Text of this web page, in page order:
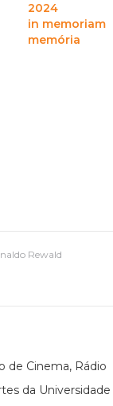
2024
in memoriam
memória
Rewald
de Cinema, Rádio
da Universidade